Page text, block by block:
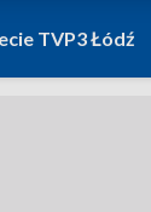
TVP3 Łódź